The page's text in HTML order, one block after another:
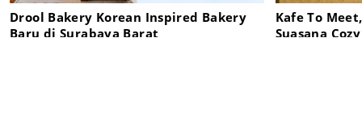
Drool Bakery Korean Inspired Bakery
Baru di Surabaya Barat
Kafe To
Suasana